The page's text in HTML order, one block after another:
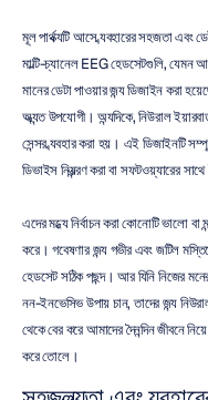
মূল পার্থক্যটি আসে ব্যবহারের সহজতা এবং
মাল্টি-চ্যানেল EEG হেডসেটগুলি, যেমন
মানের ডেটা পাওয়ার জন্য ডিজাইন করা
অত্যন্ত উপযোগী। অন্যদিকে, নিউরাল
সেন্সর ব্যবহার করা হয়। এই ডিজাইনটি
ডিভাইস নিয়ন্ত্রণ করা বা সফটওয়্যারের
এদের মধ্যে নির্বাচন করা কোনোটি ভালো
করে। গবেষণার জন্য গভীর এবং জটিল
হেডসেট সঠিক পছন্দ। আর যিনি নিজের
নন-ইনভেসিভ উপায় চান, তাদের জন্য
থেকে বের করে আমাদের দৈনন্দিন জীবনে
করে তোলে।